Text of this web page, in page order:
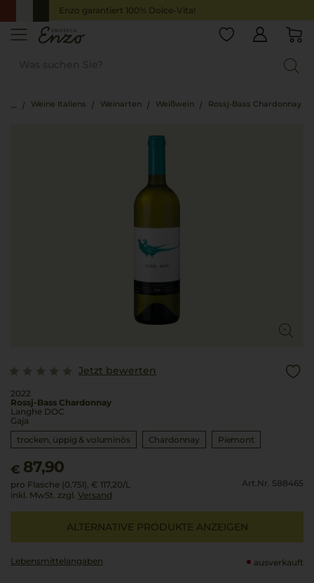
Enzo garantiert 100% Dolce-Vita!
Weine Italiens Weinarten Weißwein Rossj-Bass Chardonnay
Jetzt bewerten
2022
Rossj-Bass Chardonnay
Langhe DOC
Gaja
trocken, üppig & voluminös
Chardonnay Piemont
€ 87,90
pro Flasche (0.75l), € 117,20/L
inkl. MwSt. zzgl. Versand
Art.Nr. 588465
ALTERNATIVE PRODUKTE ANZEIGEN
Lebensmittel­angaben ausverkauft